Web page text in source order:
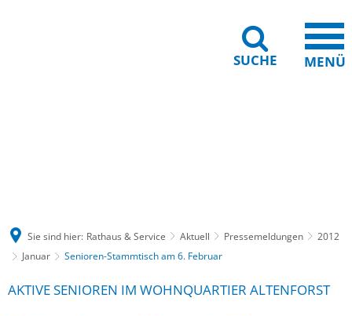
SUCHE MENÜ
Sie sind hier: Rathaus & Service Aktuell Pressemeldungen
2012
Januar
Senioren-Stammtisch am 6. Februar
AKTIVE SENIOREN IM WOHNQUARTIER ALTENFORST